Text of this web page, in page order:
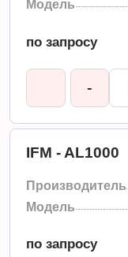
Модель
по запросу
-
IFM - AL1000
Производитель
Модель
по запросу